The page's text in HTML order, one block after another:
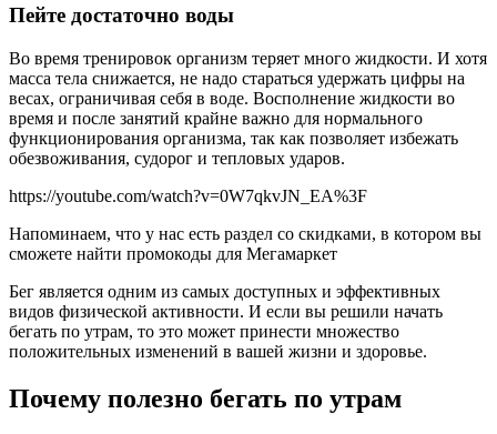
Пейте достаточно воды
Во время тренировок организм теряет много жидкости. И хотя
масса тела снижается, не надо стараться удержать цифры на
весах, ограничивая себя в воде. Восполнение жидкости во
время и после занятий крайне важно для нормального
функционирования организма, так как позволяет избежать
обезвоживания, судорог и тепловых ударов.
https://youtube.com/watch?v=0W7qkvJN_EA%3F
Напоминаем, что у нас есть раздел со скидками, в котором вы
сможете найти промокоды для Мегамаркет
Бег является одним из самых доступных и эффективных
видов физической активности. И если вы решили начать
бегать по утрам, то это может принести множество
положительных изменений в вашей жизни и здоровье.
Почему полезно бегать по утрам